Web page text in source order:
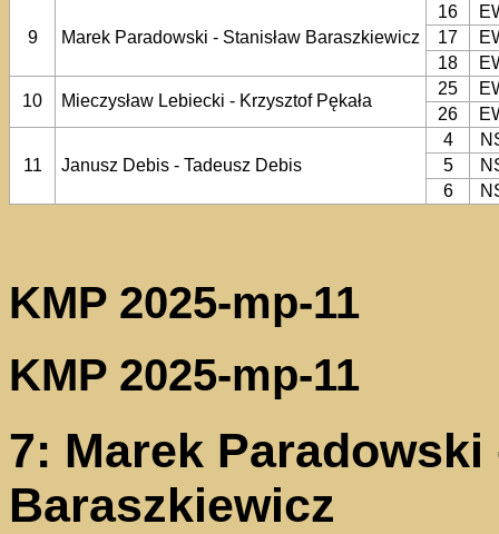
9 Marek Paradowski - Stanisław Baraszkiewicz
16
17
18
10
Mieczysław Lebiecki - Krzysztof Pękała
25
26
11 Janusz Debis - Tadeusz Debis
4
5
6
KMP 2025-mp-11
KMP 2025-mp-11
7: Marek Paradowski
Baraszkiewicz